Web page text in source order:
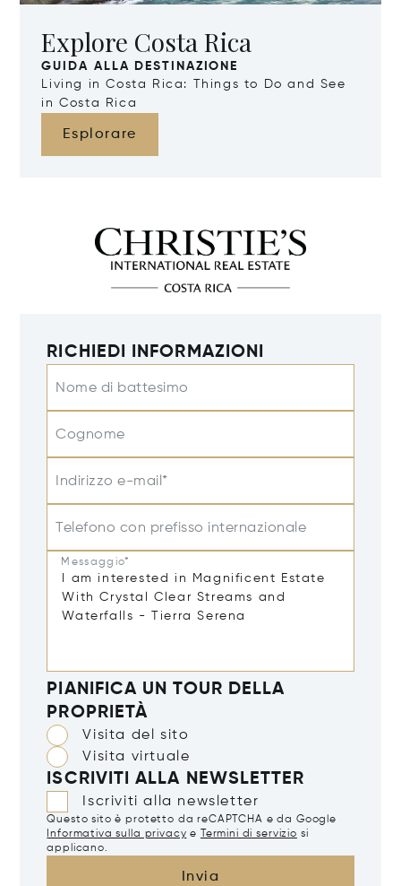
Explore Costa Rica
GUIDA ALLA DESTINAZIONE
Living in Costa Rica: Things to Do and See
in Costa Rica
Esplorare
RICHIEDI INFORMAZIONI
Nome di battesimo
Cognome
Indirizzo e-mail*
Telefono con prefisso internazionale
Messaggio*
PIANIFICA UN TOUR DELLA
PROPRIETÀ
Visita del sito
Visita virtuale
ISCRIVITI ALLA NEWSLETTER
Iscriviti alla newsletter
Questo sito è protetto da reCAPTCHA e da Google
Informativa sulla privacy e Termini di servizio si
applicano.
Invia